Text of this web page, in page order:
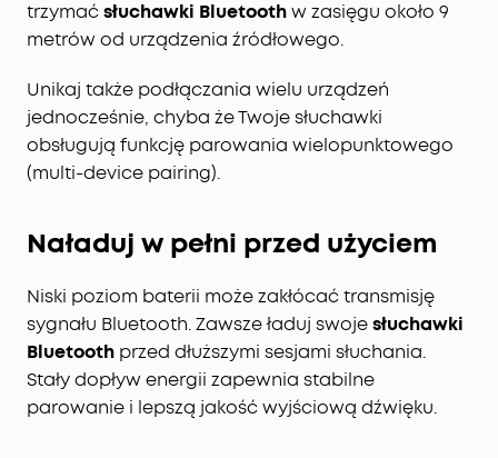
trzymaćsłuchawki Bluetoothw zasięgu około 9
metrów od urządzenia źródłowego.
Unikaj także podłączania wielu urządzeń
jednocześnie, chyba że Twoje słuchawki
obsługują funkcję parowania wielopunktowego
(multi-device pairing).
Naładuj w pełni przed użyciem
Niski poziom baterii może zakłócać transmisję
sygnału Bluetooth. Zawsze ładuj swojesłuchawki
Bluetooth przed dłuższymi sesjami słuchania.
Stały dopływ energii zapewnia stabilne
parowanie i lepszą jakość wyjściową dźwięku.